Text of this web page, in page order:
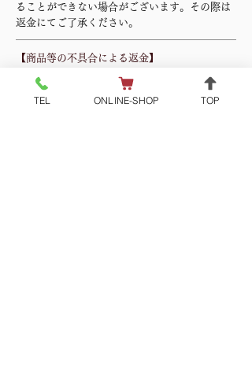
ることができない場合がございます。その際は
返金にてご了承ください。
【商品等の不具合による返金】
以下の条件にあてはまる場合、ご返金いたしま
TEL ONLINE-SHOP TOP